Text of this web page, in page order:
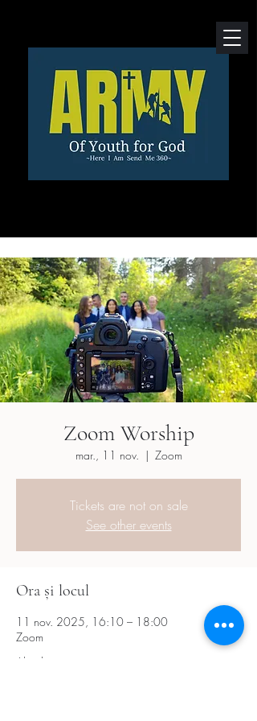
Zoom Worship
mar., 11 nov.
  |
Zoom
Tickets are not on sale
See other events
Ora și locul
11 nov. 2025, 16:10 – 18:00
Zoom
Alte date